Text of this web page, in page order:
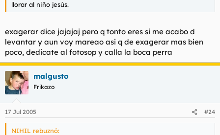
llorar al niño jesús.
exagerar dice jajajaj pero q tonto eres si me acabo d
levantar y aun voy mareao asi q de exagerar mas bien
poco, dedicate al fotosop y calla la boca perra
malgusto
Frikazo
17 Jul 2005 #24
NIHIL rebuznó: